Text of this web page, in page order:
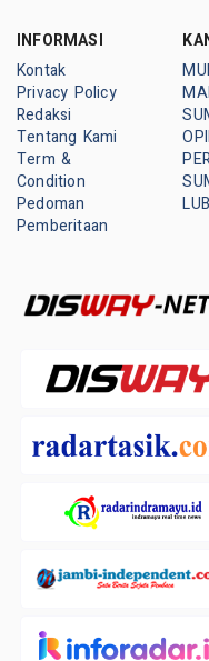
INFORMASI
Kontak
Privacy Policy
Redaksi
Tentang Kami
Term &
Condition
Pedoman
Pemberitaan